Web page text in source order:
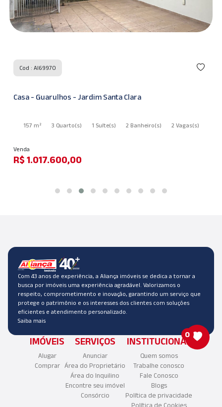
Cod : AI69970
Casa - Guarulhos - Jardim Santa Clara
157 m² 3 Quarto(s) 1 Suíte(s) 2 Banheiro(s) 2 Vagas(s)
Venda
R$ 1.017.600,00
Com 43 anos de experiência, a Aliança imóveis se dedica a tornar a
busca por imóveis uma experiência agradável. Valorizamos o
respeito, comprometimento e inovação, garantindo um serviço que
protege o patrimônio e os interesses dos clientes com soluções
eficientes e atendimento personalizado.
Saiba mais
IMÓVEIS
Alugar
Comprar
SERVIÇOS
Anunciar
Área do Proprietário
Área do Inquilino
Encontre seu imóvel
Consórcio
INSTITUCIONAL
Quem somos
Trabalhe conosco
Fale Conosco
Blogs
Política de privacidade
Política de Cookies
0